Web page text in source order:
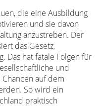
die eine Ausbildung
und sie davon
anzustreben. Der
das Gesetz,
Das hat fatale Folgen für
und
auf dem
So wird ein
praktisch